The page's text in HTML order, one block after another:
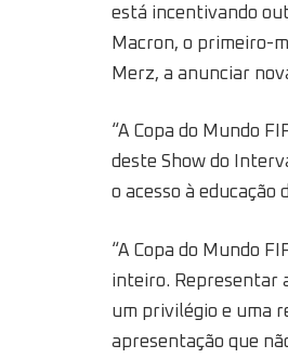
está incentivando
Macron, o primeiro-
Merz, a anunciar
“A Copa do Mundo
deste Show do
o acesso à educação
“A Copa do Mundo
inteiro. Representar
um privilégio e uma
apresentação que